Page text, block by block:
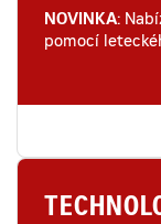
NOVINKA:
pomocí